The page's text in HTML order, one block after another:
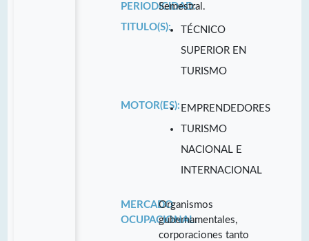
PERIODICIDAD:
Semestral.
TITULO(S):
TÉCNICO
SUPERIOR EN
TURISMO
MOTOR(ES): EMPRENDEDORES
TURISMO
NACIONAL E
INTERNACIONAL
MERCADO
OCUPACIONAL:
Organismos
gubernamentales,
corporaciones tanto